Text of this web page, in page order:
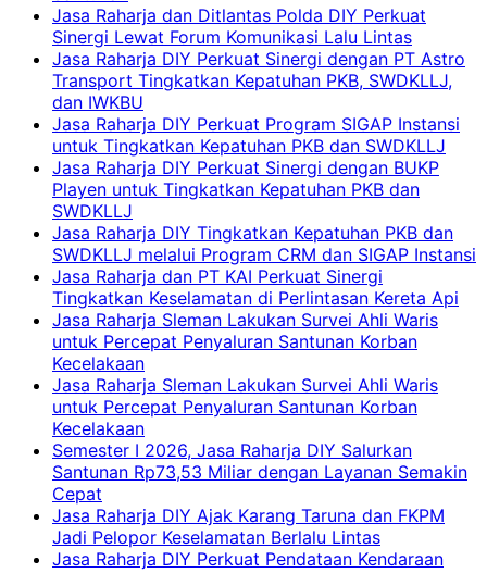
Jasa Raharja dan Ditlantas Polda DIY Perkuat
Sinergi Lewat Forum Komunikasi Lalu Lintas
Jasa Raharja DIY Perkuat Sinergi dengan PT Astro
Transport Tingkatkan Kepatuhan PKB, SWDKLLJ,
dan IWKBU
Jasa Raharja DIY Perkuat Program SIGAP Instansi
untuk Tingkatkan Kepatuhan PKB dan SWDKLLJ
Jasa Raharja DIY Perkuat Sinergi dengan BUKP
Playen untuk Tingkatkan Kepatuhan PKB dan
SWDKLLJ
Jasa Raharja DIY Tingkatkan Kepatuhan PKB dan
SWDKLLJ melalui Program CRM dan SIGAP Instansi
Jasa Raharja dan PT KAI Perkuat Sinergi
Tingkatkan Keselamatan di Perlintasan Kereta Api
Jasa Raharja Sleman Lakukan Survei Ahli Waris
untuk Percepat Penyaluran Santunan Korban
Kecelakaan
Jasa Raharja Sleman Lakukan Survei Ahli Waris
untuk Percepat Penyaluran Santunan Korban
Kecelakaan
Semester I 2026, Jasa Raharja DIY Salurkan
Santunan Rp73,53 Miliar dengan Layanan Semakin
Cepat
Jasa Raharja DIY Ajak Karang Taruna dan FKPM
Jadi Pelopor Keselamatan Berlalu Lintas
Jasa Raharja DIY Perkuat Pendataan Kendaraan